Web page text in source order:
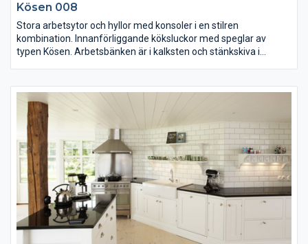
Kösen 008
Stora arbetsytor och hyllor med konsoler i en stilren
kombination. Innanförliggande köksluckor med speglar av
typen Kösen. Arbetsbänken är i kalksten och stänkskiva i
Stor snickerikåpa ovanför den golvstående spisen och hyllorna
har specerifack i porslin. Skåpen har en utanpåliggande sockel
och i bänkskivan sitter en nerfälld porslinsvask.